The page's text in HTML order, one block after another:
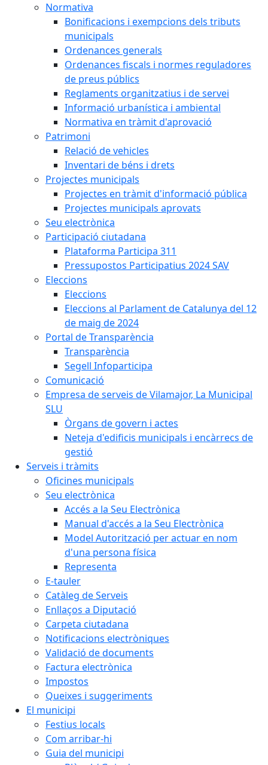
Normativa
Bonificacions i exempcions dels tributs
municipals
Ordenances generals
Ordenances fiscals i normes reguladores
de preus públics
Reglaments organitzatius i de servei
Informació urbanística i ambiental
Normativa en tràmit d'aprovació
Patrimoni
Relació de vehicles
Inventari de béns i drets
Projectes municipals
Projectes en tràmit d'informació pública
Projectes municipals aprovats
Seu electrònica
Participació ciutadana
Plataforma Participa 311
Pressupostos Participatius 2024 SAV
Eleccions
Eleccions
Eleccions al Parlament de Catalunya del 12
de maig de 2024
Portal de Transparència
Transparència
Segell Infoparticipa
Comunicació
Empresa de serveis de Vilamajor, La Municipal
SLU
Òrgans de govern i actes
Neteja d'edificis municipals i encàrrecs de
gestió
Serveis i tràmits
Oficines municipals
Seu electrònica
Accés a la Seu Electrònica
Manual d'accés a la Seu Electrònica
Model Autorització per actuar en nom
d'una persona física
Representa
E-tauler
Catàleg de Serveis
Enllaços a Diputació
Carpeta ciutadana
Notificacions electròniques
Validació de documents
Factura electrònica
Impostos
Queixes i suggeriments
El municipi
Festius locals
Com arribar-hi
Guia del municipi